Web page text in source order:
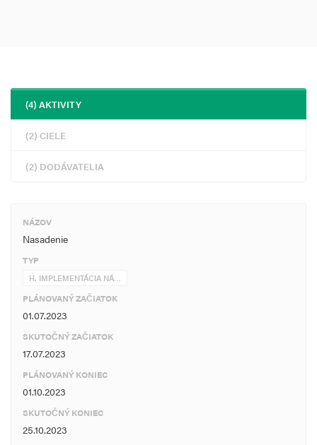
(4) AKTIVITY
(2) CIELE
(2) DODÁVATELIA
NÁZOV
Nasadenie
TYP
H. IMPLEMENTÁCIA NÁ…
PLÁNOVANÝ ZAČIATOK
01.07.2023
SKUTOČNÝ ZAČIATOK
17.07.2023
PLÁNOVANÝ KONIEC
01.10.2023
SKUTOČNÝ KONIEC
25.10.2023